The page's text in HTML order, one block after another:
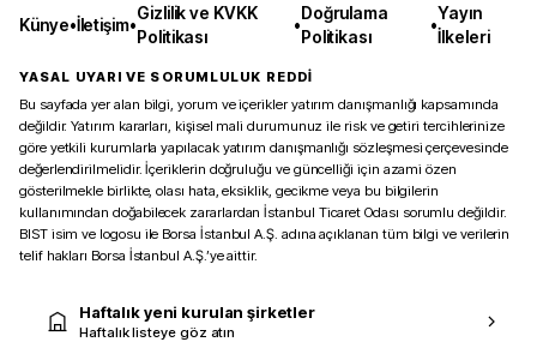
Künye•İletişim•
Gizlilik ve KVKK
Politikası
•
Doğrulama
Politikası
•
Yayın
İlkeleri
YASAL UYARI VE SORUMLULUK REDDİ
Bu sayfada yer alan bilgi, yorum ve içerikler yatırım danışmanlığı kapsamında
değildir. Yatırım kararları, kişisel mali durumunuz ile risk ve getiri tercihlerinize
göre yetkili kurumlarla yapılacak yatırım danışmanlığı sözleşmesi çerçevesinde
değerlendirilmelidir. İçeriklerin doğruluğu ve güncelliği için azami özen
gösterilmekle birlikte, olası hata, eksiklik, gecikme veya bu bilgilerin
kullanımından doğabilecek zararlardan İstanbul Ticaret Odası sorumlu değildir.
BIST isim ve logosu ile Borsa İstanbul A.Ş. adına açıklanan tüm bilgi ve verilerin
telif hakları Borsa İstanbul A.Ş.’ye aittir.
Haftalık yeni kurulan şirketler
Haftalık listeye göz atın